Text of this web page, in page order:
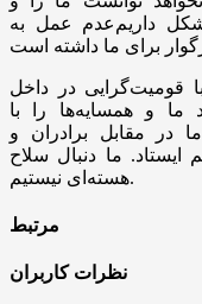
داریم‌عدم عمل به
قومیت‌گرایی در داخل
ما و همسایه‌ها را با
در مقابل برادران و
ایستاد. ما دنبال سلاح
هسته‌ای نیستیم.
مرتبط
نظرات کاربران